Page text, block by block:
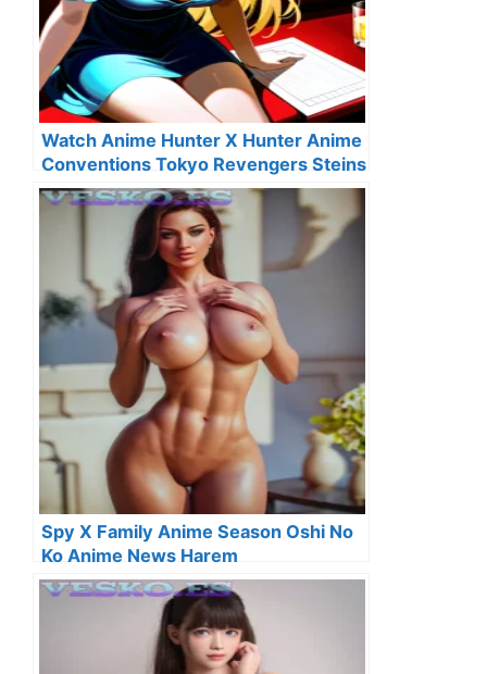
Watch Anime Hunter X Hunter Anime
Conventions Tokyo Revengers Steins
Gate
Spy X Family Anime Season Oshi No
Ko Anime News Harem